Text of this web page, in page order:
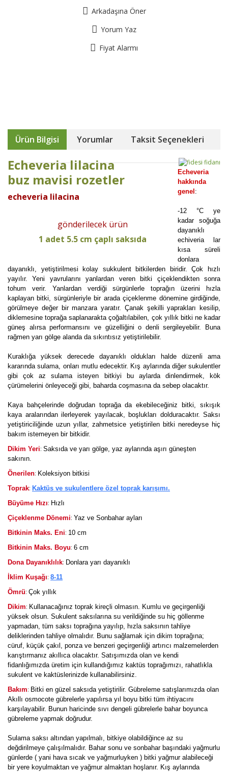
Arkadaşına Öner
Yorum Yaz
Fiyat Alarmı
Ürün Bilgisi Yorumlar Taksit Seçenekleri
Echeveria lilacina
buz mavisi rozetler
echeveria lilacina
gönderilecek ürün
1 adet 5.5 cm çaplı saksıda
Echeveria
hakkında
genel :
-12 °C ye
kadar soğuğa
dayanıklı
echiveria lar
kısa süreli
donlara
dayanıklı, yetiştirilmesi kolay sukkulent bitkilerden biridir. Çok hızlı
yayılır. Yeni yavrularını yanlardan veren bitki çiçeklendikten sonra
tohum verir. Yanlardan verdiği sürgünlerle toprağın üzerini hızla
kaplayan bitki, sürgünleriyle bir arada çiçeklenme dönemine girdiğinde,
görülmeye değer bir manzara yaratır. Çanak şekilli yaprakları kesilip,
diklemesine toprağa saplanarakta çoğaltılabilen, çok yıllık bitki ne kadar
güneş alırsa performansını ve güzelliğini o denli sergileyebilir. Buna
rağmen yarı gölge alanda da sıkıntısız yetiştirilebilir.
Kuraklığa yüksek derecede dayanıklı oldukları halde düzenli ama
kararında sulama, onları mutlu edecektir. Kış aylarında diğer sukulentler
gibi çok az sulama isteyen bitkiyi bu aylarda dinlendirmek, kök
çürümelerini önleyeceği gibi, baharda coşmasına da sebep olacaktır.
Kaya bahçelerinde doğrudan toprağa da ekebileceğiniz bitki, sıkışık
kaya aralarından ilerleyerek yayılacak, boşlukları dolduracaktır. Saksı
yetiştiriciliğinde uzun yıllar, zahmetsice yetiştirilen bitki neredeyse hiç
bakım istemeyen bir bitkidir.
Dikim Yeri: Saksıda ve yarı gölge, yaz aylarında aşırı güneşten
sakının.
Önerilen: Koleksiyon bitkisi
Toprak: Kaktüs ve sukulentlere özel toprak karışımı.
Büyüme Hızı: Hızlı
Çiçeklenme Dönemi: Yaz ve Sonbahar ayları
Bitkinin Maks. Eni: 10 cm
Bitkinin Maks. Boyu: 6 cm
Dona Dayanıklılık: Donlara yarı dayanıklı
İklim Kuşağı: 8-11
Ömrü: Çok yıllık
Dikim: Kullanacağınız toprak kireçli olmasın. Kumlu ve geçirgenliği
yüksek olsun. Sukulent saksılarına su verildiğinde su hiç göllenme
yapmadan, tüm saksı toprağına yayılıp, hızla saksının tahliye
deliklerinden tahliye olmalıdır. Bunu sağlamak için dikim toprağına;
cüruf, küçük çakıl, ponza ve benzeri geçirgenliği artırıcı malzemelerden
karıştırmanız akıllıca olacaktır. Satışımızda olan ve kendi
fidanlığımızda üretim için kullandığımız kaktüs toprağımızı, rahatlıkla
sukulent ve kaktüslerinizde kullanabilirsiniz.
Bakım: Bitki en güzel saksıda yetiştirilir. Gübreleme satışlarımızda olan
Akıllı osmocote gübrelerle yapılırsa yıl boyu bitki tüm ihtiyacını
karşılayabilir. Bunun haricinde sıvı dengeli gübrelerle bahar boyunca
gübreleme yapmak doğrudur.
Sulama saksı altından yapılmalı, bitkiye olabildiğince az su
değdirilmeye çalışılmalıdır. Bahar sonu ve sonbahar başındaki yağmurlu
günlerde ( yani hava sıcak ve yağmurluyken ) bitki yağmur alabileceği
bir yere koyulmaktan ve yağmur almaktan hoşlanır. Kış aylarında